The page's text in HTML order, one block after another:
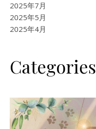
2025年7月
2025年5月
2025年4月
Categories